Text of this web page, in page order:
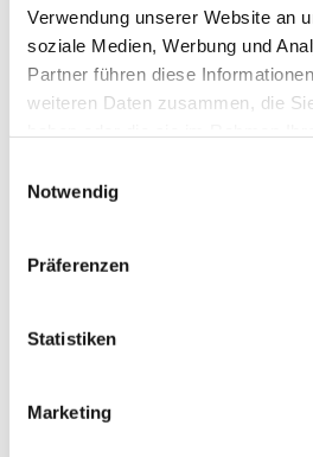
Verwendung unserer Website an
soziale Medien, Werbung und
Partner führen diese
weiteren Daten zusammen, die
Notwendig
Präferenzen
Statistiken
Marketing
Anhängerkupplung für Jeep Wrangler
feststehend, 2- Loch System, incl.
Kupplungskugel, Schraubensatz,
u. Gutachten. Bei Fragen zur